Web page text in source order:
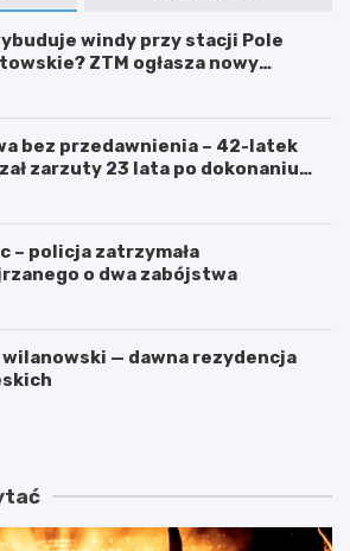
windy przy stacji Pole
ZTM ogłasza nowy
bez przedawnienia – 42-latek
zarzuty 23 lata po dokonaniu
– policja zatrzymała
o dwa zabójstwa
wilanowski — dawna rezydencja